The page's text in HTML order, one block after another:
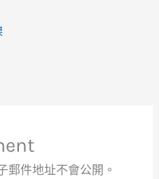
郵件地址不會公開。